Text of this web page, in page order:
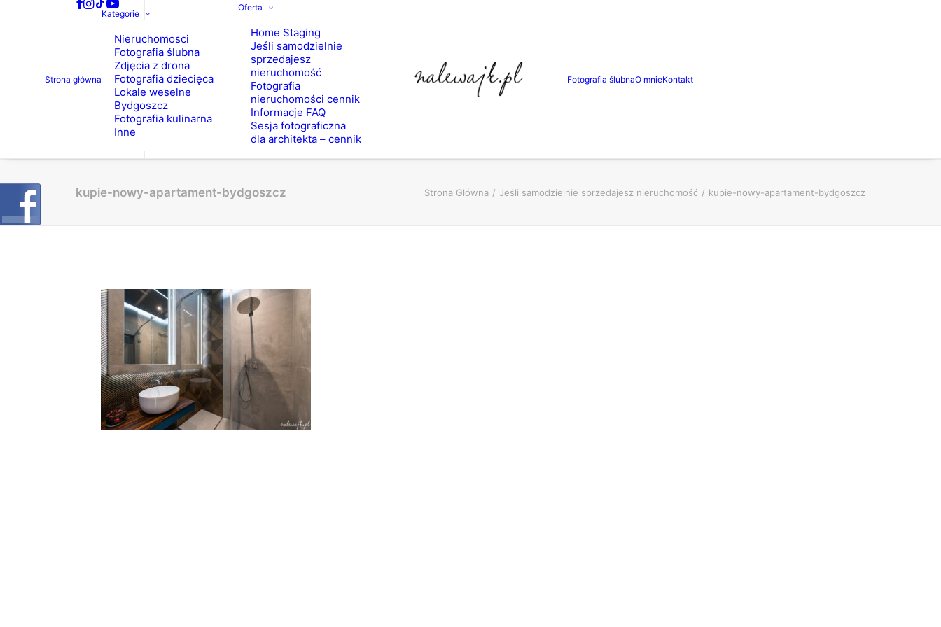
Strona główna
Kategorie
Nieruchomosci
Fotografia ślubna
Zdjęcia z drona
Fotografia dziecięca
Lokale weselne
Bydgoszcz
Fotografia kulinarna
Inne
Oferta
Home Staging
Jeśli samodzielnie
sprzedajesz
nieruchomość
Fotografia
nieruchomości cennik
Informacje FAQ
Sesja fotograficzna
dla architekta – cennik
Fotografia ślubnaO mnieKontakt
kupie-nowy-apartament-bydgoszcz Strona Główna Jeśli samodzielnie sprzedajesz nieruchomość kupie-nowy-apartament-bydgoszcz